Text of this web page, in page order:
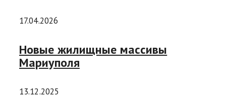
17.04.2026
Новые жилищные массивы
Мариуполя
13.12.2025